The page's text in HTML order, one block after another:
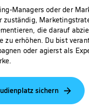
Managers oder der
zuständig,
die darauf
zu erhöhen. Du bist
oder agierst als
sichern